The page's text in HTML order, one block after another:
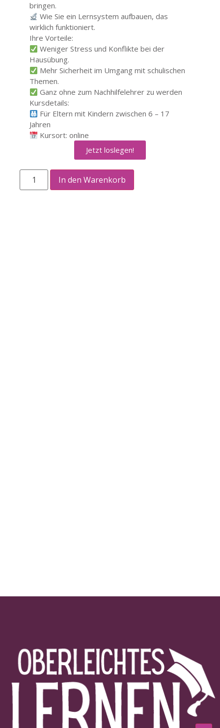
bringen.
Wie Sie ein Lernsystem aufbauen, das
wirklich funktioniert.
Ihre Vorteile:
Weniger Stress und Konflikte bei der
Hausübung.
Mehr Sicherheit im Umgang mit schulischen
Themen.
Ganz ohne zum Nachhilfelehrer zu werden
Kursdetails:
Für Eltern mit Kindern zwischen 6 – 17
Jahren
Kursort: online
Jetzt loslegen!
In den Warenkorb